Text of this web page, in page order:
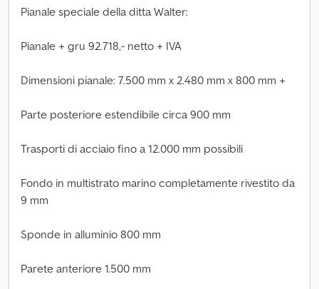
Pianale speciale della ditta Walter:
Pianale + gru 92.718,- netto + IVA
Dimensioni pianale: 7.500 mm x 2.480 mm x 800 mm +
Parte posteriore estendibile circa 900 mm
Trasporti di acciaio fino a 12.000 mm possibili
Fondo in multistrato marino completamente rivestito da
9 mm
Sponde in alluminio 800 mm
Parete anteriore 1.500 mm